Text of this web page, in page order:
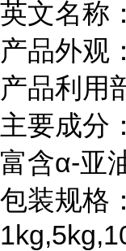
英文名称
产品外观
产品利用
主要成分
富含α-亚
包装规格：